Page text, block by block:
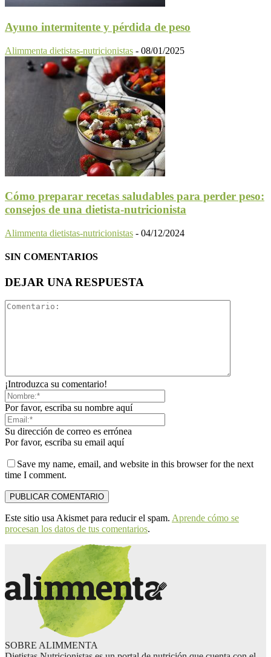
Ayuno intermitente y pérdida de peso
Alimmenta dietistas-nutricionistas - 08/01/2025
Cómo preparar recetas saludables para perder peso:
consejos de una dietista-nutricionista
Alimmenta dietistas-nutricionistas - 04/12/2024
SIN COMENTARIOS
DEJAR UNA RESPUESTA
¡Introduzca su comentario!
Por favor, escriba su nombre aquí
Su dirección de correo es errónea
Por favor, escriba su email aquí
Save my name, email, and website in this browser for the next
time I comment.
Este sitio usa Akismet para reducir el spam. Aprende cómo se
procesan los datos de tus comentarios.
SOBRE ALIMMENTA